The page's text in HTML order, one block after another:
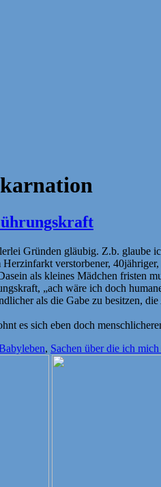
Gründen gläubig. Z.b. glaube
verstorbener,
als kleines Mädchen fristen
„ach wäre ich doch
als die Gabe zu besitzen,
es sich eben doch
, Sachen über die ich